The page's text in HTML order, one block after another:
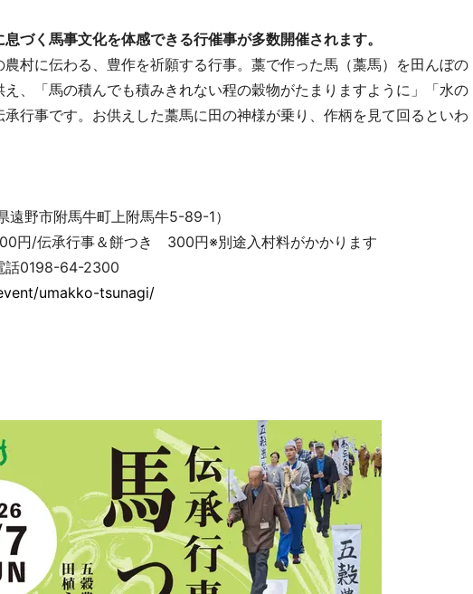
づく馬事文化を体感できる行催事が多数開催されます。
農村に伝わる、豊作を祈願する行事。藁で作った馬（藁馬）を田んぼの
、「馬の積んでも積みきれない程の穀物がたまりますように」「水の
行事です。お供えした藁馬に田の神様が乗り、作柄を見て回るといわ
野市附馬牛町上附馬牛5-89-1）
円/伝承行事＆餅つき 300円※別途入村料がかかります
話0198-64-2300
umakko-tsunagi/